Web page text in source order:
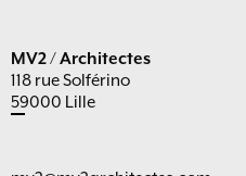
MV2 / Architectes
118 rue Solférino
59000 Lille